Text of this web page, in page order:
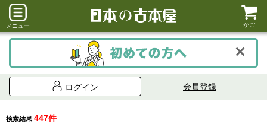
メニュー かご
ログイン 会員登録
検索結果 447件